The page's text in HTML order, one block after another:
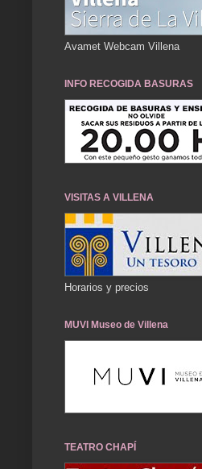
Avamet Webcam Villena
INFO RECOGIDA BASURAS
VISITAS A VILLENA
Horarios y precios
MUVI Museo de Villena
TEATRO CHAPÍ